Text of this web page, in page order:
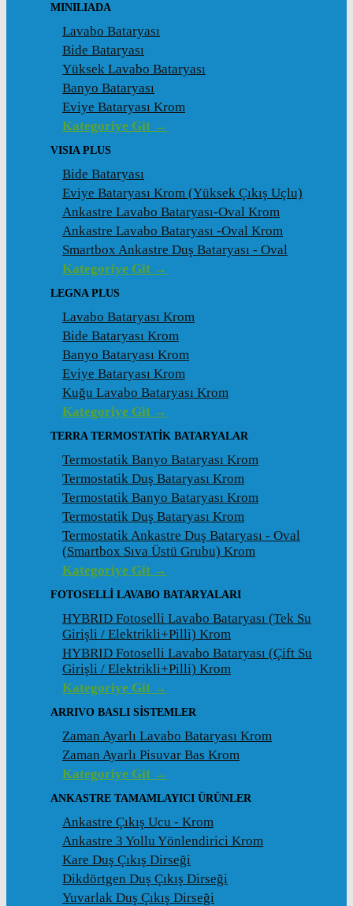
MINILIADA
Lavabo Bataryası
Bide Bataryası
Yüksek Lavabo Bataryası
Banyo Bataryası
Eviye Bataryası Krom
Kategoriye Git →
VISIA PLUS
Bide Bataryası
Eviye Bataryası Krom (Yüksek Çıkış Uçlu)
Ankastre Lavabo Bataryası-Oval Krom
Ankastre Lavabo Bataryası -Oval Krom
Smartbox Ankastre Duş Bataryası - Oval
Kategoriye Git →
LEGNA PLUS
Lavabo Bataryası Krom
Bide Bataryası Krom
Banyo Bataryası Krom
Eviye Bataryası Krom
Kuğu Lavabo Bataryası Krom
Kategoriye Git →
TERRA TERMOSTATİK BATARYALAR
Termostatik Banyo Bataryası Krom
Termostatik Duş Bataryası Krom
Termostatik Banyo Bataryası Krom
Termostatik Duş Bataryası Krom
Termostatik Ankastre Duş Bataryası - Oval
(Smartbox Sıva Üstü Grubu) Krom
Kategoriye Git →
FOTOSELLİ LAVABO BATARYALARI
HYBRID Fotoselli Lavabo Bataryası (Tek Su
Girişli / Elektrikli+Pilli) Krom
HYBRID Fotoselli Lavabo Bataryası (Çift Su
Girişli / Elektrikli+Pilli) Krom
Kategoriye Git →
ARRIVO BASLI SİSTEMLER
Zaman Ayarlı Lavabo Bataryası Krom
Zaman Ayarlı Pisuvar Bas Krom
Kategoriye Git →
ANKASTRE TAMAMLAYICI ÜRÜNLER
Ankastre Çıkış Ucu - Krom
Ankastre 3 Yollu Yönlendirici Krom
Kare Duş Çıkış Dirseği
Dikdörtgen Duş Çıkış Dirseği
Yuvarlak Duş Çıkış Dirseği